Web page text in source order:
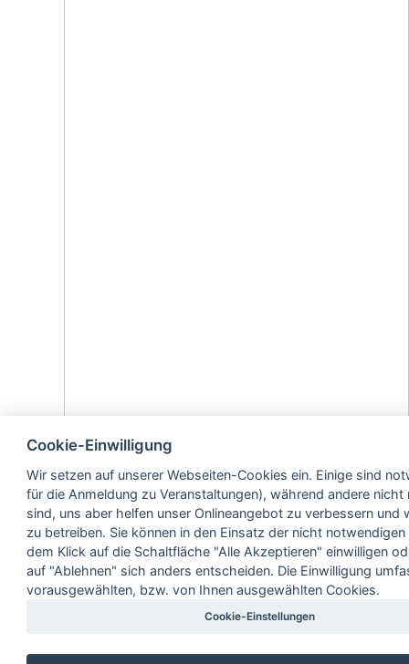
Cookie-Einwilligung
Wir setzen auf unserer Webseiten-Cookies ein. Einige sind
für die Anmeldung zu Veranstaltungen), während andere nicht
sind, uns aber helfen unser Onlineangebot zu verbessern und
zu betreiben. Sie können in den Einsatz der nicht
dem Klick auf die Schaltfläche "Alle Akzeptieren" einwilligen
auf "Ablehnen" sich anders entscheiden. Die Einwilligung
vorausgewählten, bzw. von Ihnen ausgewählten Cookies.
Cookie-Einstellungen